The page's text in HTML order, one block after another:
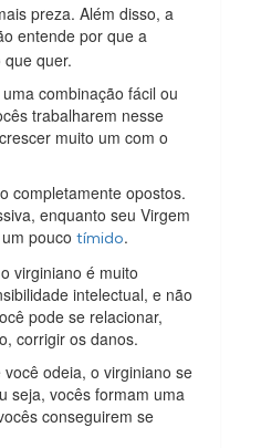
preza. Além disso, a
entende por que a
quer.
combinação fácil ou
trabalharem nesse
muito um com o
completamente opostos.
enquanto seu Virgem
um poucotímido.
virginiano é muito
intelectual, e não
pode se relacionar,
corrigir os danos.
odeia, o virginiano se
seja, vocês formam uma
conseguirem se